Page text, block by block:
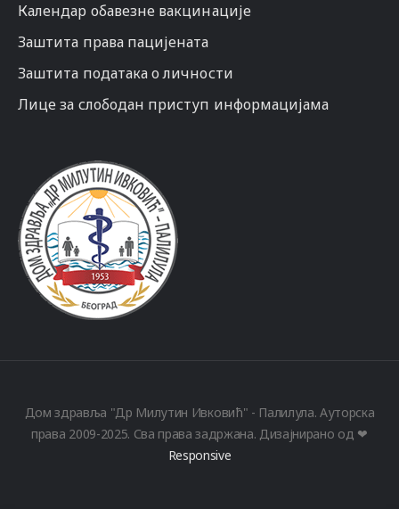
Календар обавезне вакцинације
Заштита права пацијената
Заштита података о личности
Лице за слободан приступ информацијама
Дом здравља "Др Милутин Ивковић" - Палилула. Ауторска
права 2009-2025. Сва права задржана. Дизајнирано од ❤
Responsive